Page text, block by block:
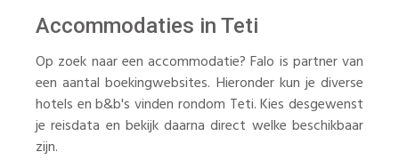
Accommodaties in Teti
Op zoek naar een accommodatie? Falo is partner van
een aantal boekingwebsites. Hieronder kun je diverse
hotels en b&b's vinden rondom Teti. Kies desgewenst
je reisdata en bekijk daarna direct welke beschikbaar
zijn.